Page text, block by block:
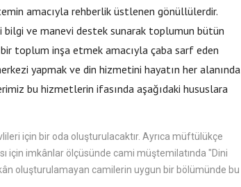
amacıyla rehberlik üstlenen gönüllülerdir.
ve manevi destek sunarak toplumun bütün
toplum inşa etmek amacıyla çaba sarf eden
yapmak ve din hizmetini hayatın her alanında
bu hizmetlerin ifasında aşağıdaki hususlara
için bir oda oluşturulacaktır. Ayrıca müftülükçe
için imkânlar ölçüsünde cami müştemilatında "Dini
oluşturulamayan camilerin uygun bir bölümünde bu